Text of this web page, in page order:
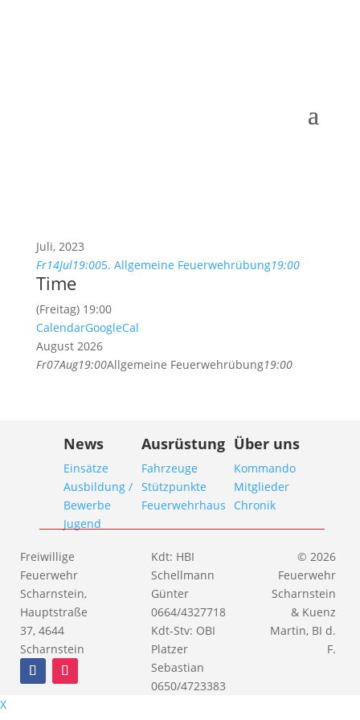
Juli, 2023
Fr14Jul19:005. Allgemeine Feuerwehrübung19:00
Time
(Freitag) 19:00
CalendarGoogleCal
August 2026
Fr07Aug19:00Allgemeine Feuerwehrübung19:00
News
Einsätze
Ausbildung /
Bewerbe
Jugend
Ausrüstung
Fahrzeuge
Stützpunkte
Feuerwehrhaus
Über uns
Kommando
Mitglieder
Chronik
Freiwillige
Feuerwehr
Scharnstein,
Hauptstraße
37, 4644
Scharnstein
Kdt: HBI
Schellmann
Günter
0664/4327718
Kdt-Stv: OBI
Platzer
Sebastian
0650/4723383
© 2026
Feuerwehr
Scharnstein
& Kuenz
Martin, BI d.
F.
X